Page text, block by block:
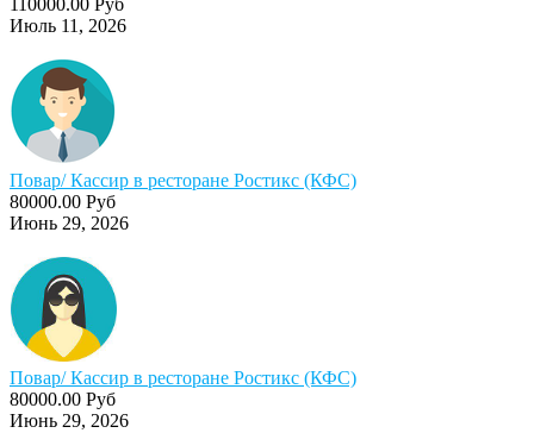
Июль 11, 2026
Повар/ Кассир в ресторане Ростикс (КФС)
80000.00 Руб
Июнь 29, 2026
Повар/ Кассир в ресторане Ростикс (КФС)
80000.00 Руб
Июнь 29, 2026